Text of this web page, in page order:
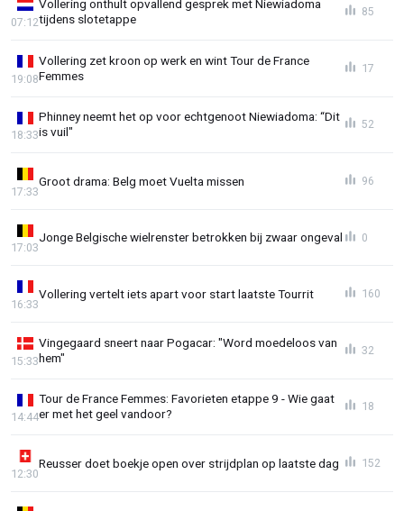
Vollering onthult opvallend gesprek met Niewiadoma
tijdens slotetappe
07:12
85
Vollering zet kroon op werk en wint Tour de France
Femmes
19:08
17
Phinney neemt het op voor echtgenoot Niewiadoma: “Dit
is vuil"
18:33
52
Groot drama: Belg moet Vuelta missen
17:33
96
Jonge Belgische wielrenster betrokken bij zwaar ongeval
17:03
0
Vollering vertelt iets apart voor start laatste Tourrit
16:33
160
Vingegaard sneert naar Pogacar: "Word moedeloos van
hem"
15:33
32
Tour de France Femmes: Favorieten etappe 9 - Wie gaat
er met het geel vandoor?
14:44
18
Reusser doet boekje open over strijdplan op laatste dag
12:30
152